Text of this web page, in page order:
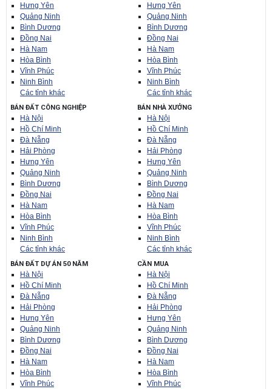
Hưng Yên
Quảng Ninh
Bình Dương
Đồng Nai
Hà Nam
Hòa Bình
Vĩnh Phúc
Ninh Bình
Các tỉnh khác
Hưng Yên
Quảng Ninh
Bình Dương
Đồng Nai
Hà Nam
Hòa Bình
Vĩnh Phúc
Ninh Bình
Các tỉnh khác
BÁN ĐẤT CÔNG NGHIỆP
Hà Nội
Hồ Chí Minh
Đà Nẵng
Hải Phòng
Hưng Yên
Quảng Ninh
Bình Dương
Đồng Nai
Hà Nam
Hòa Bình
Vĩnh Phúc
Ninh Bình
Các tỉnh khác
BÁN NHÀ XƯỞNG
Hà Nội
Hồ Chí Minh
Đà Nẵng
Hải Phòng
Hưng Yên
Quảng Ninh
Bình Dương
Đồng Nai
Hà Nam
Hòa Bình
Vĩnh Phúc
Ninh Bình
Các tỉnh khác
BÁN ĐẤT DỰ ÁN 50 NĂM
Hà Nội
Hồ Chí Minh
Đà Nẵng
Hải Phòng
Hưng Yên
Quảng Ninh
Bình Dương
Đồng Nai
Hà Nam
Hòa Bình
Vĩnh Phúc
CẦN MUA
Hà Nội
Hồ Chí Minh
Đà Nẵng
Hải Phòng
Hưng Yên
Quảng Ninh
Bình Dương
Đồng Nai
Hà Nam
Hòa Bình
Vĩnh Phúc